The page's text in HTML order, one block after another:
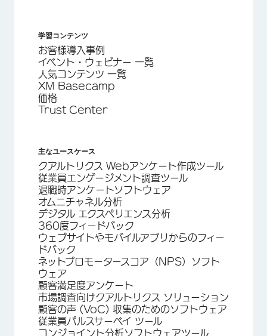
学習コンテンツ
お客様導入事例
イベント・ウェビナー 一覧
人気コンテンツ 一覧
XM Basecamp
価格
Trust Center
主なユースケース
クアルトリクス Webアンケート作成ツール
従業員エンゲージメント調査ツール
退職時アンケートソフトウェア
オムニチャネル分析
デジタル エクスペリエンス分析
360度フィードバック
ウェブサイトやモバイルアプリからのフィー
ドバック
ネットプロモータースコア（NPS）ソフト
ウェア
顧客満足度アンケート
市場調査向けクアルトリクス ソリューション
顧客の声 (VoC) 収集のためのソフトウェア
従業員パルスサーベイ ツール
コンジョイント分析ソフトウェアツール